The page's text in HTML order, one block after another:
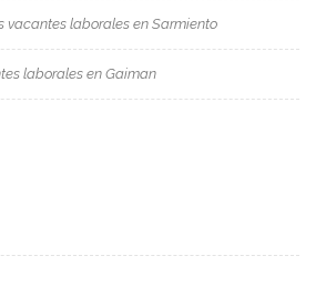
vacantes laborales en Sarmiento
laborales en Gaiman